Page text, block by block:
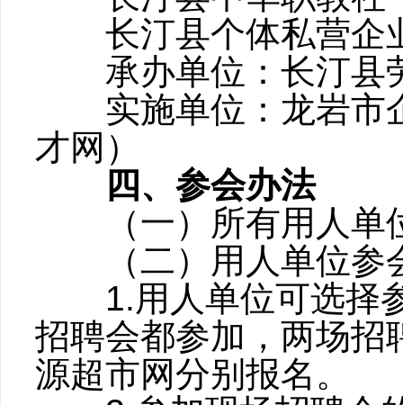
长汀县个体私营企
承办单位：长汀县
实施单位：龙岩市企
才网）
四、参会办法
（一）所有用人单
（二）用人单位参
1.用人单位可选择参
招聘会都参加，两场招
源超市网分别报名。